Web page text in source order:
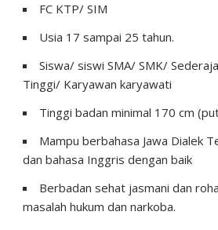
FC KTP/ SIM
Usia 17 sampai 25 tahun.
Siswa/ siswi SMA/ SMK/
Tinggi/ Karyawan karyawati
Tinggi badan minimal 170 cm
Mampu berbahasa Jawa Dialek
dan bahasa Inggris dengan baik
Berbadan sehat jasmani dan
masalah hukum dan narkoba.